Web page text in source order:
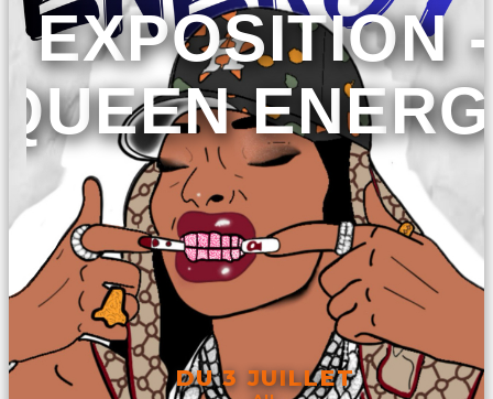
EXPOSITION -
DU 3 JUILLET